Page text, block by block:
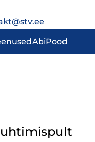
AbiPood